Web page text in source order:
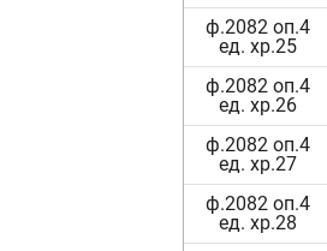
ф.2082 оп.4
ед. хр.25
ф.2082 оп.4
ед. хр.26
ф.2082 оп.4
ед. хр.27
ф.2082 оп.4
ед. хр.28